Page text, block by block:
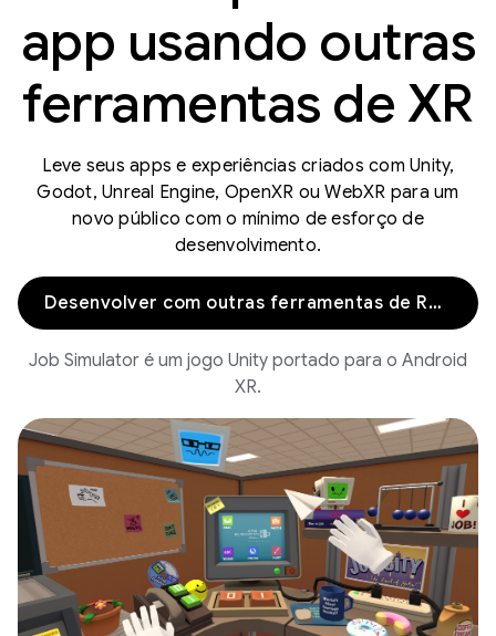
app usando outras
ferramentas de XR
Leve seus apps e experiências criados com Unity,
Godot, Unreal Engine, OpenXR ou WebXR para um
novo público com o mínimo de esforço de
desenvolvimento.
Desenvolver com outras ferramentas de RV/RA
Job Simulator é um jogo Unity portado para o Android
XR.